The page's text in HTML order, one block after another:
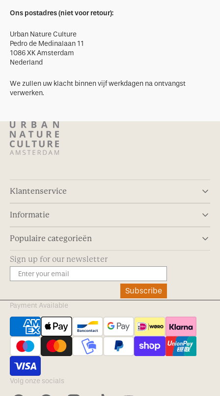
Ons postadres (niet voor retour):
Urban Nature Culture
Pedro de Medinalaan 11
1086 XK Amsterdam
Nederland
We zullen uw klacht binnen vijf werkdagen na ontvangst
verwerken.
Klantenservice
Informatie
Populaire categorieën
Sign up for our newsletter
Subscribe
Payment Available
Volg onze socials